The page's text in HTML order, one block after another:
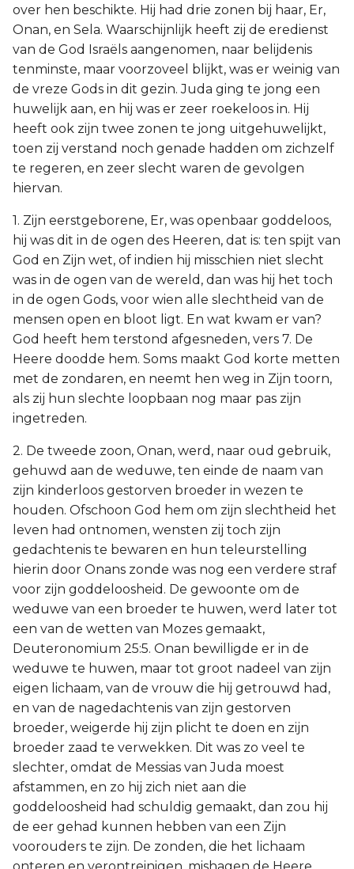
over hen beschikte. Hij had drie zonen bij haar, Er,
Onan, en Sela. Waarschijnlijk heeft zij de eredienst
van de God Israëls aangenomen, naar belijdenis
tenminste, maar voorzoveel blijkt, was er weinig van
de vreze Gods in dit gezin. Juda ging te jong een
huwelijk aan, en hij was er zeer roekeloos in. Hij
heeft ook zijn twee zonen te jong uitgehuwelijkt,
toen zij verstand noch genade hadden om zichzelf
te regeren, en zeer slecht waren de gevolgen
hiervan.
1. Zijn eerstgeborene, Er, was openbaar goddeloos,
hij was dit in de ogen des Heeren, dat is: ten spijt van
God en Zijn wet, of indien hij misschien niet slecht
was in de ogen van de wereld, dan was hij het toch
in de ogen Gods, voor wien alle slechtheid van de
mensen open en bloot ligt. En wat kwam er van?
God heeft hem terstond afgesneden, vers 7. De
Heere doodde hem. Soms maakt God korte metten
met de zondaren, en neemt hen weg in Zijn toorn,
als zij hun slechte loopbaan nog maar pas zijn
ingetreden.
2. De tweede zoon, Onan, werd, naar oud gebruik,
gehuwd aan de weduwe, ten einde de naam van
zijn kinderloos gestorven broeder in wezen te
houden. Ofschoon God hem om zijn slechtheid het
leven had ontnomen, wensten zij toch zijn
gedachtenis te bewaren en hun teleurstelling
hierin door Onans zonde was nog een verdere straf
voor zijn goddeloosheid. De gewoonte om de
weduwe van een broeder te huwen, werd later tot
een van de wetten van Mozes gemaakt,
Deuteronomium 25:5. Onan bewilligde er in de
weduwe te huwen, maar tot groot nadeel van zijn
eigen lichaam, van de vrouw die hij getrouwd had,
en van de nagedachtenis van zijn gestorven
broeder, weigerde hij zijn plicht te doen en zijn
broeder zaad te verwekken. Dit was zo veel te
slechter, omdat de Messias van Juda moest
afstammen, en zo hij zich niet aan die
goddeloosheid had schuldig gemaakt, dan zou hij
de eer gehad kunnen hebben van een Zijn
voorouders te zijn. De zonden, die het lichaam